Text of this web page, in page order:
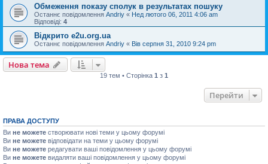
Обмеження показу сполук в результатах пошуку
Останнє повідомлення Andriy « Нед лютого 06, 2011 4:06 am
Відповіді: 4
Відкрито e2u.org.ua
Останнє повідомлення Andriy « Вів серпня 31, 2010 9:24 pm
Нова тема
19 тем • Сторінка 1 з 1
Перейти
ПРАВА ДОСТУПУ
Ви не можете створювати нові теми у цьому форумі
Ви не можете відповідати на теми у цьому форумі
Ви не можете редагувати ваші повідомлення у цьому форумі
Ви не можете видаляти ваші повідомлення у цьому форумі